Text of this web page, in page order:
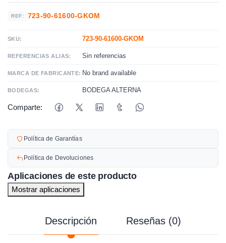
REF: 723-90-61600-GKOM
SKU: 723-90-61600-GKOM
REFERENCIAS ALIAS: Sin referencias
MARCA DE FABRICANTE: No brand available
BODEGAS: BODEGA ALTERNA
Comparte:
Política de Garantías
Política de Devoluciones
Aplicaciones de este producto
Mostrar aplicaciones
Descripción Reseñas (0)